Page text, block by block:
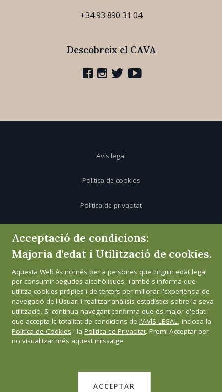
+34 93 890 31 04
Descobreix el CAVA
Avís legal
Política de cookies
Política de privacitat
Acceptació de condicions:
Majoria d'edat i Utilització de cookies.
Aquesta Web és només per a persones que tinguin edat legal
per consumir begudes alcohòliques. També s'informa que
utilitza cookies pròpies i de tercers per millorar l'experiència de
navegació de l'Usuari i realitzar anàlisis estadístics sobre la seva
utilització. Si continua navegant confirma que és major d'edat i
que accepta la totalitat de condicions de l'AVÍS LEGAL, inclosa la
Política de Cookies i la Política de Privacitat. Premi Acceptar per
no visualitzar més aquest missatge
ACCEPTAR